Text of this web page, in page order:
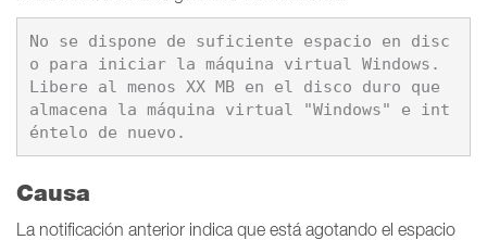
No se dispone de suficiente espacio en disc
o para iniciar la máquina virtual Windows.
Libere al menos XX MB en el disco duro que
almacena la máquina virtual "Windows" e int
éntelo de nuevo.
Causa
La notificación anterior indica que está agotando el espacio